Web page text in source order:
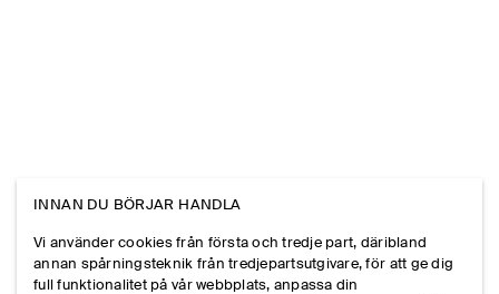
INNAN DU BÖRJAR HANDLA
Vi använder cookies från första och tredje part, däribland
annan spårningsteknik från tredjepartsutgivare, för att ge dig
full funktionalitet på vår webbplats, anpassa din